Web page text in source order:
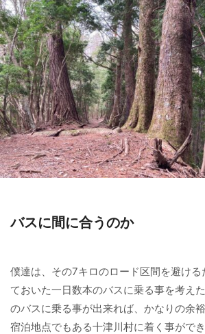
バスに間に合うのか
僕達は、その7キロのロード区間を避け
ておいた一日数本のバスに乗る事を考え
のバスに乗る事が出来れば、かなりの余
宿泊地点でもある十津川村に着く事がで